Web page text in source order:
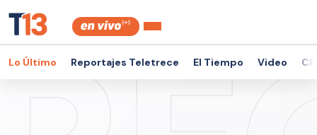
Lo Último Reportajes Teletrece El Tiempo Video